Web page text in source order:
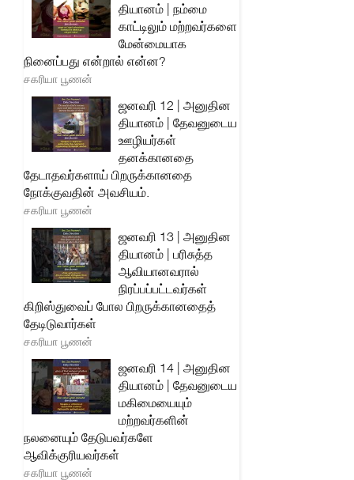
தியானம் | நம்மை
காட்டிலும் மற்றவர்களை
மேன்மையாக
நினைப்பது என்றால் என்ன?
சகரியா பூணன்
ஜனவரி 12 | அனுதின
தியானம் | தேவனுடைய
ஊழியர்கள்
தனக்கானதை
தேடாதவர்களாய் பிறருக்கானதை
நோக்குவதின் அவசியம்.
சகரியா பூணன்
ஜனவரி 13 | அனுதின
தியானம் | பரிசுத்த
ஆவியானவரால்
நிரப்பப்பட்டவர்கள்
கிறிஸ்துவைப் போல பிறருக்கானதைத்
தேடிடுவார்கள்
சகரியா பூணன்
ஜனவரி 14 | அனுதின
தியானம் | தேவனுடைய
மகிமையையும்
மற்றவர்களின்
நலனையும் தேடுபவர்களே
ஆவிக்குரியவர்கள்
சகரியா பூணன்